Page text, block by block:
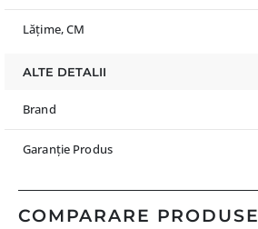
Lățime, CM
ALTE DETALII
Brand
Garanție Produs
COMPARARE PRODUSE